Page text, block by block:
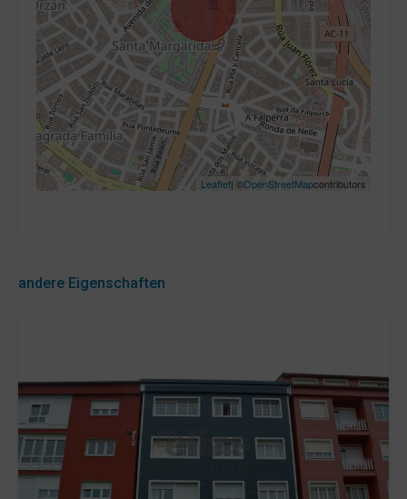
Leaflet| ©OpenStreetMapcontributors
andere Eigenschaften